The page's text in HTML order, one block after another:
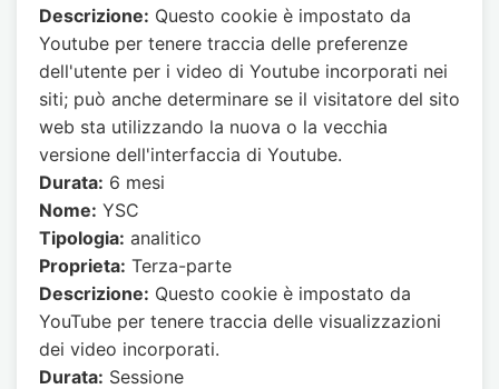
Descrizione: Questo cookie è impostato da
Youtube per tenere traccia delle preferenze
dell'utente per i video di Youtube incorporati nei
siti; può anche determinare se il visitatore del sito
web sta utilizzando la nuova o la vecchia
versione dell'interfaccia di Youtube.
Durata: 6 mesi
Nome: YSC
Tipologia: analitico
Proprieta: Terza-parte
Descrizione: Questo cookie è impostato da
YouTube per tenere traccia delle visualizzazioni
dei video incorporati.
Durata: Sessione